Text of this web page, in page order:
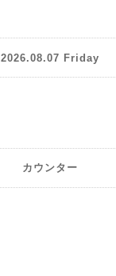
2026.08.07 Friday
カウンター